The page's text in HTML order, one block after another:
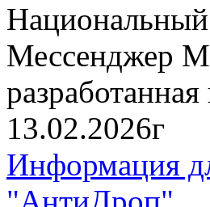
Мессенджер
13.02.2026г
Информация